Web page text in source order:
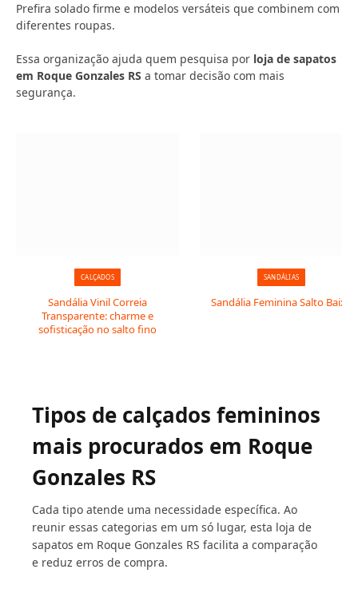
Prefira solado firme e modelos versáteis que combinem com
diferentes roupas.
Essa organização ajuda quem pesquisa por loja de sapatos
em Roque Gonzales RS a tomar decisão com mais
segurança.
CALÇADOS
Sandália Vinil Correia
Transparente: charme e
sofisticação no salto fino
SANDÁLIAS
Sandália Feminina Salto Baixo
Tipos de calçados femininos
mais procurados em Roque
Gonzales RS
Cada tipo atende uma necessidade específica. Ao
reunir essas categorias em um só lugar, esta loja de
sapatos em Roque Gonzales RS facilita a comparação
e reduz erros de compra.